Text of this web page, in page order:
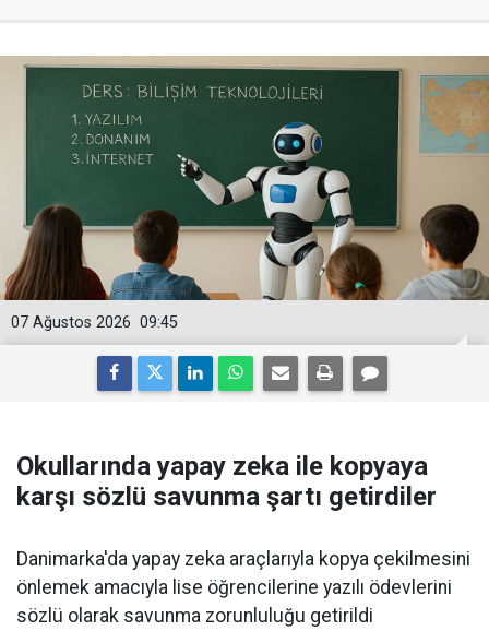
09:45
07 Ağustos 2026
Okullarında yapay zeka ile kopyaya
karşı sözlü savunma şartı getirdiler
Danimarka'da yapay zeka araçlarıyla kopya çekilmesini
önlemek amacıyla lise öğrencilerine yazılı ödevlerini
sözlü olarak savunma zorunluluğu getirildi